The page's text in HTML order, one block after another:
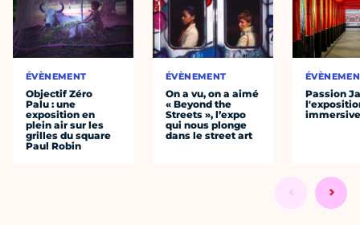
ÉVÈNEMENT
Objectif Zéro
Palu : une
exposition en
plein air sur les
grilles du square
Paul Robin
ÉVÈNEMENT
On a vu, on a aimé
« Beyond the
Streets », l’expo
qui nous plonge
dans le street art
Passion